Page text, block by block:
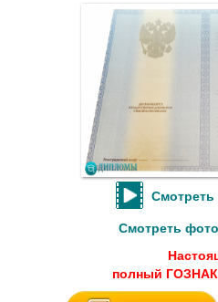
Смотреть
Смотреть
полный ГОЗНАК